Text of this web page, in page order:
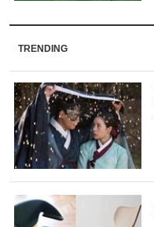
TRENDING